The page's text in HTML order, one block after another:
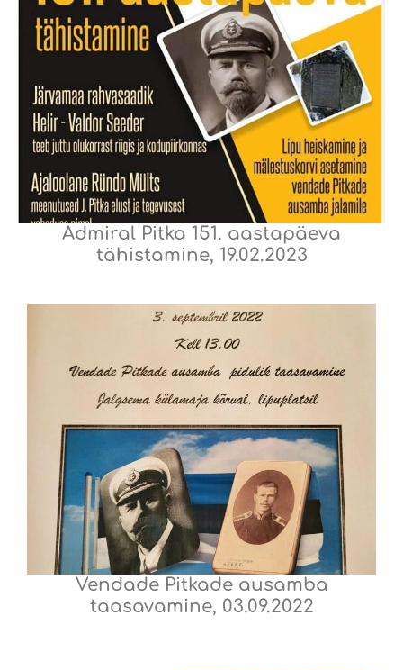
Admiral Pitka 151. aastapäeva
tähistamine, 19.02.2023
Vendade Pitkade ausamba
taasavamine, 03.09.2022